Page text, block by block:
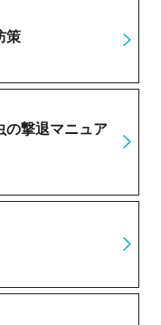
策
の撃退マニュア